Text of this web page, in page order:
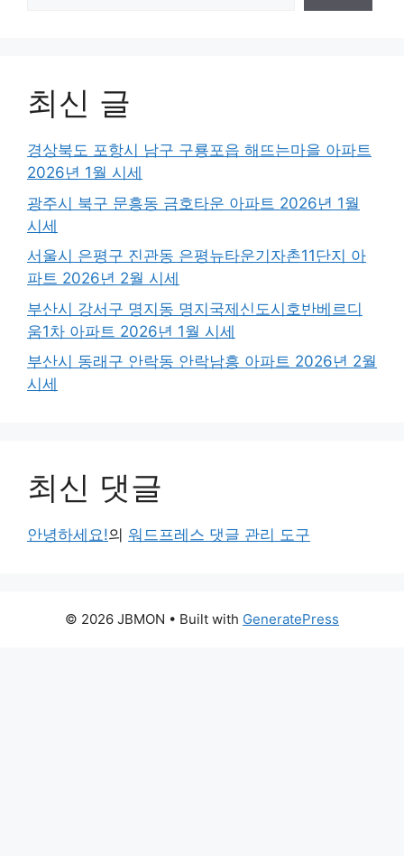
최신 글
경상북도 포항시 남구 구룡포읍 해뜨는마을 아파트
2026년 1월 시세
광주시 북구 문흥동 금호타운 아파트 2026년 1월
시세
서울시 은평구 진관동 은평뉴타운기자촌11단지 아
파트 2026년 2월 시세
부산시 강서구 명지동 명지국제신도시호반베르디
움1차 아파트 2026년 1월 시세
부산시 동래구 안락동 안락남흥 아파트 2026년 2월
시세
최신 댓글
안녕하세요!의 워드프레스 댓글 관리 도구
© 2026 JBMON • Built with GeneratePress